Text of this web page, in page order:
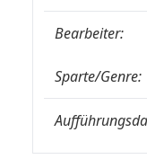
Bearbeiter:
Sparte/Genre: